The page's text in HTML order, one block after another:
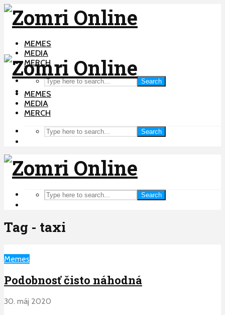
MEMES
MEDIA
MERCH
Search
MEMES
MEDIA
MERCH
Search
Search
Tag - taxi
Memes
Podobnosť čisto náhodná
30. máj 2020